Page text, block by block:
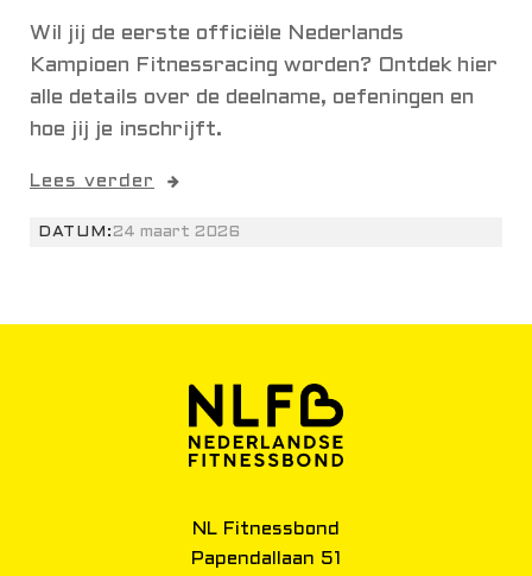
Wil jij de eerste officiële Nederlands
Kampioen Fitnessracing worden? Ontdek hier
alle details over de deelname, oefeningen en
hoe jij je inschrijft.
Lees verder
DATUM:24 maart 2026
NL Fitnessbond
Papendallaan 51